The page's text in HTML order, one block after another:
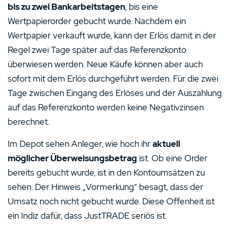
bis zu zwei Bankarbeitstagen, bis eine
Wertpapierorder gebucht wurde. Nachdem ein
Wertpapier verkauft wurde, kann der Erlös damit in der
Regel zwei Tage später auf das Referenzkonto
überwiesen werden. Neue Käufe können aber auch
sofort mit dem Erlös durchgeführt werden. Für die zwei
Tage zwischen Eingang des Erlöses und der Auszahlung
auf das Referenzkonto werden keine Negativzinsen
berechnet.
Im Depot sehen Anleger, wie hoch ihraktuell
möglicher Überweisungsbetrag ist. Ob eine Order
bereits gebucht wurde, ist in den Kontoumsätzen zu
sehen. Der Hinweis „Vormerkung“ besagt, dass der
Umsatz noch nicht gebucht wurde. Diese Offenheit ist
ein Indiz dafür, dass JustTRADE seriös ist.